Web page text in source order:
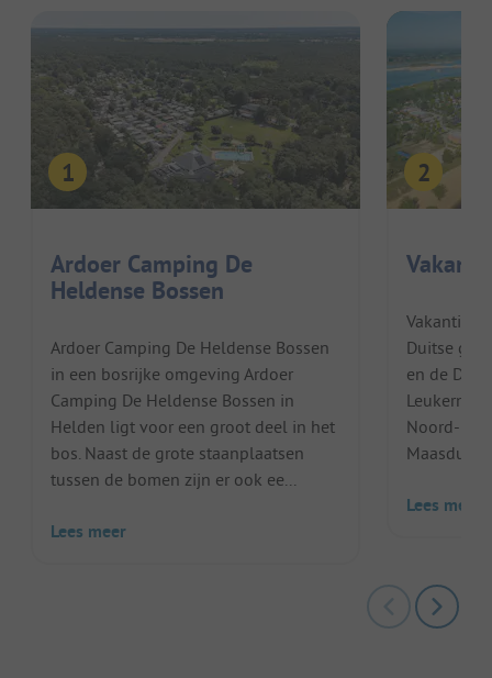
Ardoer Camping De
Heldense Bossen
Ardoer Camping De Heldense Bossen
in een bosrijke omgeving Ardoer
Camping De Heldense Bossen in
Helden ligt voor een groot deel in het
bos. Naast de grote staanplaatsen
tussen de bomen zijn er ook ee...
Lees meer
Duitse
en de
Noord-
Lees meer